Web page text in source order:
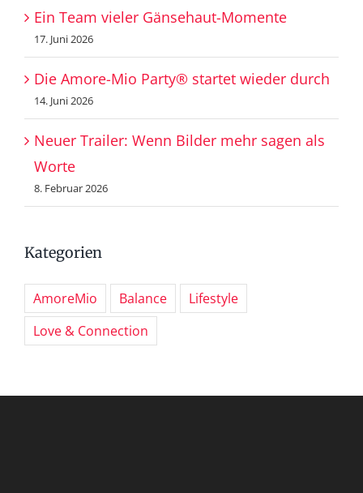
Ein Team vieler Gänsehaut-Momente
17. Juni 2026
Die Amore-Mio Party® startet wieder durch
14. Juni 2026
Neuer Trailer: Wenn Bilder mehr sagen als
Worte
8. Februar 2026
Kategorien
AmoreMio Balance
Lifestyle
Love & Connection